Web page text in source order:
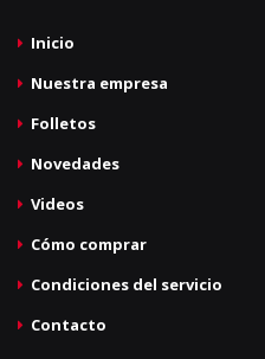
Inicio
Nuestra empresa
Folletos
Novedades
Videos
Cómo comprar
Condiciones del servicio
Contacto